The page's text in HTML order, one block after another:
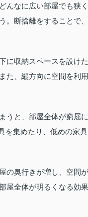
んなに広い部屋でも狭く
断捨離をすることで、
に収納スペースを設けた
た、縦方向に空間を利用
うと、部屋全体が窮屈に
を集めたり、低めの家具
の奥行きが増し、空間が
屋全体が明るくなる効果